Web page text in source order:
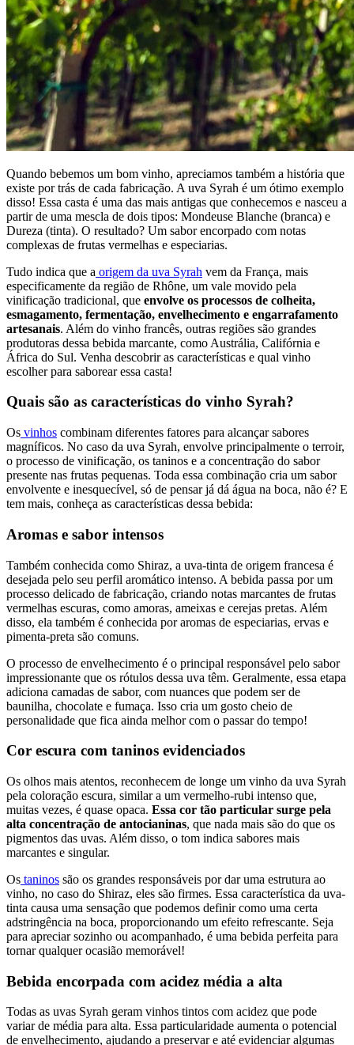
Quando bebemos um bom vinho, apreciamos também a história que
existe por trás de cada fabricação. A uva Syrah é um ótimo exemplo
disso! Essa casta é uma das mais antigas que conhecemos e nasceu a
partir de uma mescla de dois tipos: Mondeuse Blanche (branca) e
Dureza (tinta). O resultado? Um sabor encorpado com notas
complexas de frutas vermelhas e especiarias.
Tudo indica que a origem da uva Syrah vem da França, mais
especificamente da região de Rhône, um vale movido pela
vinificação tradicional, que envolve os processos de colheita,
esmagamento, fermentação, envelhecimento e engarrafamento
artesanais. Além do vinho francês, outras regiões são grandes
produtoras dessa bebida marcante, como Austrália, Califórnia e
África do Sul. Venha descobrir as características e qual vinho
escolher para saborear essa casta!
Quais são as características do vinho Syrah?
Os vinhos combinam diferentes fatores para alcançar sabores
magníficos. No caso da uva Syrah, envolve principalmente o terroir,
o processo de vinificação, os taninos e a concentração do sabor
presente nas frutas pequenas. Toda essa combinação cria um sabor
envolvente e inesquecível, só de pensar já dá água na boca, não é? E
tem mais, conheça as características dessa bebida:
Aromas e sabor intensos
Também conhecida como Shiraz, a uva-tinta de origem francesa é
desejada pelo seu perfil aromático intenso. A bebida passa por um
processo delicado de fabricação, criando notas marcantes de frutas
vermelhas escuras, como amoras, ameixas e cerejas pretas. Além
disso, ela também é conhecida por aromas de especiarias, ervas e
pimenta-preta são comuns.
O processo de envelhecimento é o principal responsável pelo sabor
impressionante que os rótulos dessa uva têm. Geralmente, essa etapa
adiciona camadas de sabor, com nuances que podem ser de
baunilha, chocolate e fumaça. Isso cria um gosto cheio de
personalidade que fica ainda melhor com o passar do tempo!
Cor escura com taninos evidenciados
Os olhos mais atentos, reconhecem de longe um vinho da uva Syrah
pela coloração escura, similar a um vermelho-rubi intenso que,
muitas vezes, é quase opaca. Essa cor tão particular surge pela
alta concentração de antocianinas, que nada mais são do que os
pigmentos das uvas. Além disso, o tom indica sabores mais
marcantes e singular.
Os taninos são os grandes responsáveis por dar uma estrutura ao
vinho, no caso do Shiraz, eles são firmes. Essa característica da uva-
tinta causa uma sensação que podemos definir como uma certa
adstringência na boca, proporcionando um efeito refrescante. Seja
para apreciar sozinho ou acompanhado, é uma bebida perfeita para
tornar qualquer ocasião memorável!
Bebida encorpada com acidez média a alta
Todas as uvas Syrah geram vinhos tintos com acidez que pode
variar de média para alta. Essa particularidade aumenta o potencial
de envelhecimento, ajudando a preservar e até evidenciar algumas